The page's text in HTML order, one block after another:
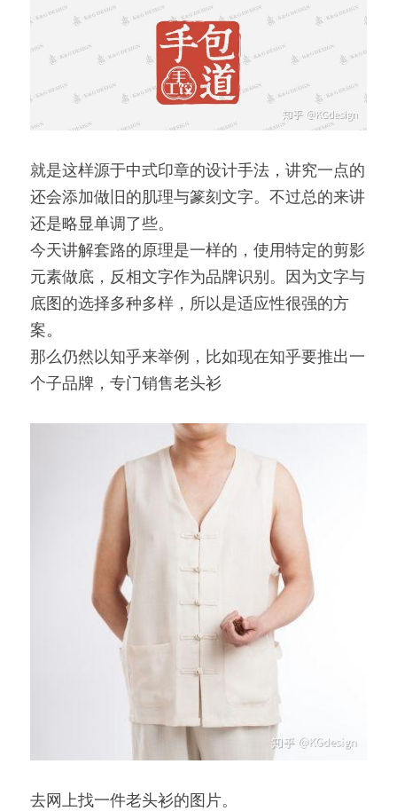
就是这样源于中式印章的设计手法，讲究一点的
还会添加做旧的肌理与篆刻文字。不过总的来讲
还是略显单调了些。
今天讲解套路的原理是一样的，使用特定的剪影
元素做底，反相文字作为品牌识别。因为文字与
底图的选择多种多样，所以是适应性很强的方
案。
那么仍然以知乎来举例，比如现在知乎要推出一
个子品牌，专门销售老头衫
去网上找一件老头衫的图片。